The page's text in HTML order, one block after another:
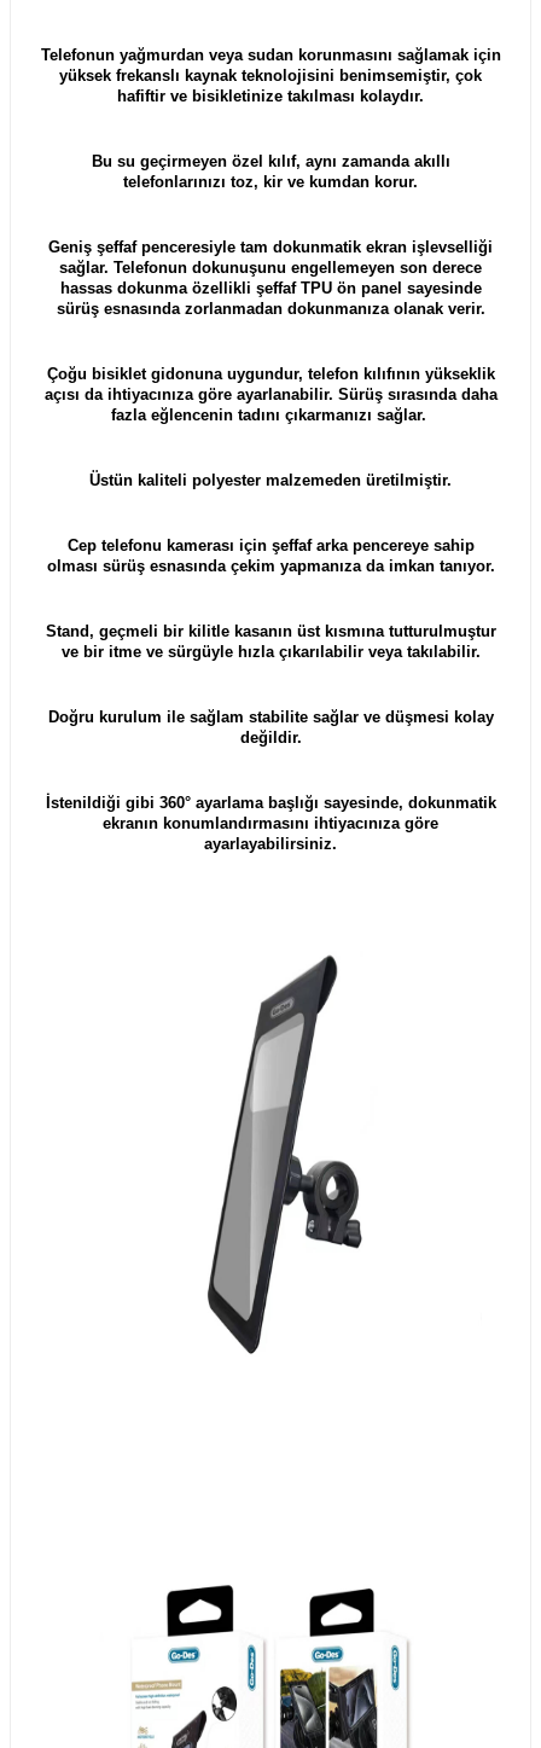
Telefonun yağmurdan veya sudan korunmasını sağlamak için
yüksek frekanslı kaynak teknolojisini benimsemiştir, çok
hafiftir ve bisikletinize takılması kolaydır.
Bu su geçirmeyen özel kılıf, aynı zamanda akıllı
telefonlarınızı toz, kir ve kumdan korur.
Geniş şeffaf penceresiyle tam dokunmatik ekran işlevselliği
sağlar. Telefonun dokunuşunu engellemeyen son derece
hassas dokunma özellikli şeffaf TPU ön panel sayesinde
sürüş esnasında zorlanmadan dokunmanıza olanak verir.
Çoğu bisiklet gidonuna uygundur, telefon kılıfının yükseklik
açısı da ihtiyacınıza göre ayarlanabilir. Sürüş sırasında daha
fazla eğlencenin tadını çıkarmanızı sağlar.
Üstün kaliteli polyester malzemeden üretilmiştir.
Cep telefonu kamerası için şeffaf arka pencereye sahip
olması sürüş esnasında çekim yapmanıza da imkan tanıyor.
Stand, geçmeli bir kilitle kasanın üst kısmına tutturulmuştur
ve bir itme ve sürgüyle hızla çıkarılabilir veya takılabilir.
Doğru kurulum ile sağlam stabilite sağlar ve düşmesi kolay
değildir.
İstenildiği gibi 360° ayarlama başlığı sayesinde, dokunmatik
ekranın konumlandırmasını ihtiyacınıza göre
ayarlayabilirsiniz.